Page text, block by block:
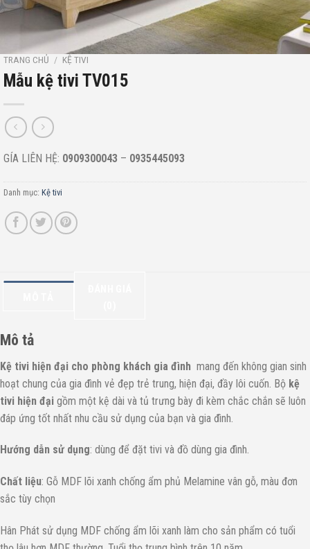
TRANG CHỦ / KỆ TIVI
Mẫu kệ tivi TV015
GÍA LIÊN HỆ: 0909300043 – 0935445093
Danh mục: Kệ tivi
Mô tả
Kệ tivi hiện đại cho phòng khách gia đình mang đến không gian sinh
hoạt chung của gia đình vẻ đẹp trẻ trung, hiện đại, đầy lôi cuốn. Bộ kệ
tivi hiện đại gồm một kệ dài và tủ trưng bày đi kèm chắc chắn sẽ luôn
đáp ứng tốt nhất nhu cầu sử dụng của bạn và gia đình.
Hướng dẫn sử dụng: dùng để đặt tivi và đồ dùng gia đình.
Chất liệu: Gỗ MDF lõi xanh chống ẩm phủ Melamine vân gỗ, màu đơn
sắc tùy chọn
Hân Phát sử dụng MDF chống ẩm lõi xanh làm cho sản phẩm có tuổi